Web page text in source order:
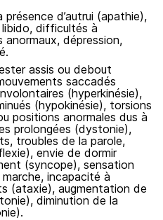
d’autrui (apathie),
difficultés à
anormaux, dépression,
assis ou debout
saccadés
(hyperkinésie),
(hypokinésie), torsions
positions anormales dus à
prolongées (dystonie),
troubles de la parole,
envie de dormir
(syncope), sensation
incapacité à
(ataxie), augmentation de
diminution de la